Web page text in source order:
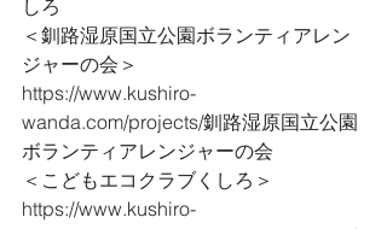
しろ
＜釧路湿原国立公園ボランティアレン
ジャーの会＞
https://www.kushiro-
wanda.com/projects/釧路湿原国立公園
ボランティアレンジャーの会
＜こどもエコクラブくしろ＞
https://www.kushiro-